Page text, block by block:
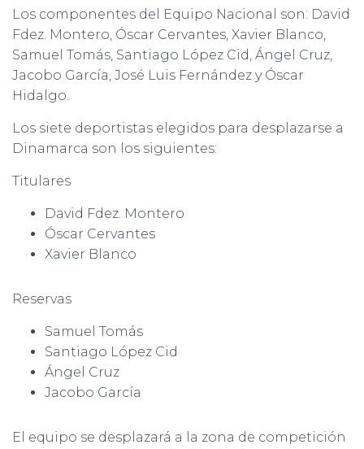
Los componentes del Equipo Nacional son: David
Fdez. Montero, Óscar Cervantes, Xavier Blanco,
Samuel Tomás, Santiago López Cid, Ángel Cruz,
Jacobo García, José Luis Fernández y Óscar
Hidalgo.
Los siete deportistas elegidos para desplazarse a
Dinamarca son los siguientes:
Titulares
David Fdez. Montero
Óscar Cervantes
Xavier Blanco
Reservas
Samuel Tomás
Santiago López Cid
Ángel Cruz
Jacobo García
El equipo se desplazará a la zona de competición